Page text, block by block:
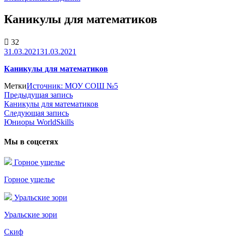
Каникулы для математиков
32
31.03.202131.03.2021
Каникулы для математиков
МеткиИсточник: МОУ СОШ №5
Навигация
по
Предыдущая запись
запись:
Каникулы для математиков
Следующая запись
запись:
Юниоры WorldSkills
Мы в соцсетях
Горное ущелье
Горное ущелье
Уральские зори
Уральские зори
Скиф